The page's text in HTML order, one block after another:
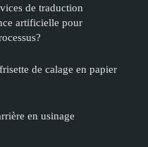
de traduction
artificielle pour
de calage en papier
en usinage